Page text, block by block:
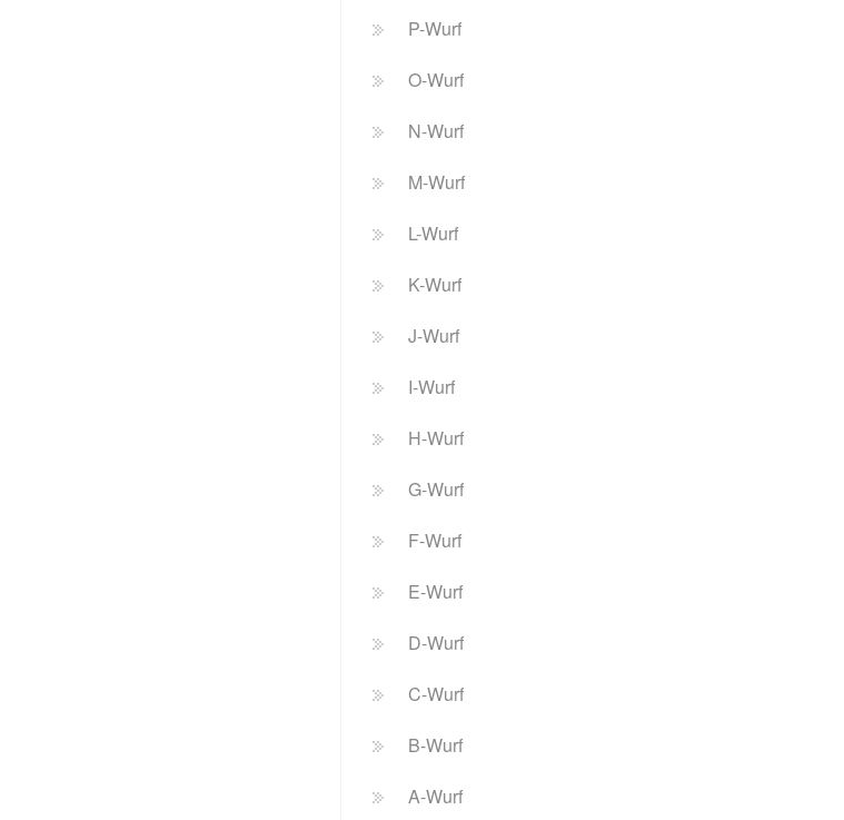
P-Wurf
O-Wurf
N-Wurf
M-Wurf
L-Wurf
K-Wurf
J-Wurf
I-Wurf
H-Wurf
G-Wurf
F-Wurf
E-Wurf
D-Wurf
C-Wurf
B-Wurf
A-Wurf